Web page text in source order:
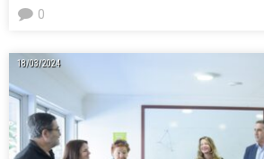
0
18/03/2024